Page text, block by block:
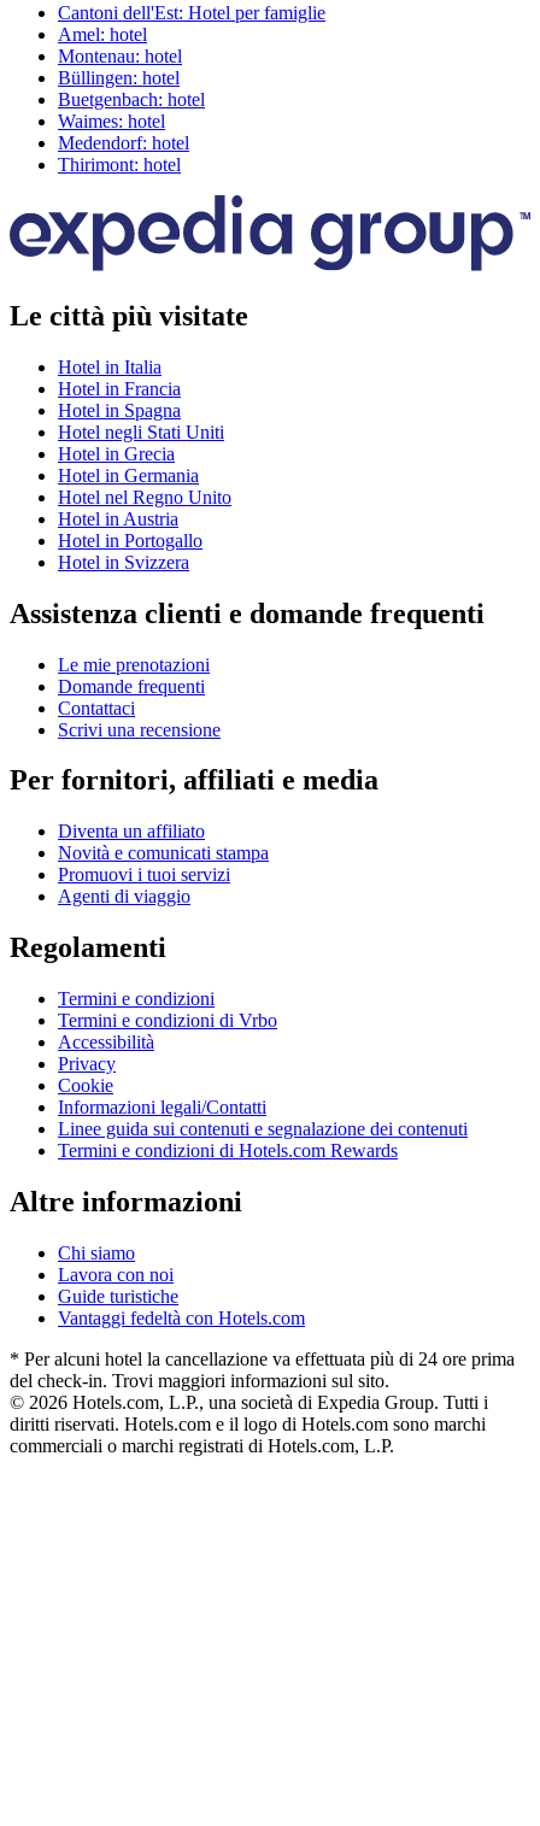
Cantoni dell'Est: Hotel per famiglie
Amel: hotel
Montenau: hotel
Büllingen: hotel
Buetgenbach: hotel
Waimes: hotel
Medendorf: hotel
Thirimont: hotel
Le città più visitate
Hotel in Italia
Hotel in Francia
Hotel in Spagna
Hotel negli Stati Uniti
Hotel in Grecia
Hotel in Germania
Hotel nel Regno Unito
Hotel in Austria
Hotel in Portogallo
Hotel in Svizzera
Assistenza clienti e domande frequenti
Le mie prenotazioni
Domande frequenti
Contattaci
Scrivi una recensione
Per fornitori, affiliati e media
Diventa un affiliato
Novità e comunicati stampa
Promuovi i tuoi servizi
Agenti di viaggio
Regolamenti
Termini e condizioni
Termini e condizioni di Vrbo
Accessibilità
Privacy
Cookie
Informazioni legali/Contatti
Linee guida sui contenuti e segnalazione dei contenuti
Termini e condizioni di Hotels.com Rewards
Altre informazioni
Chi siamo
Lavora con noi
Guide turistiche
Vantaggi fedeltà con Hotels.com
* Per alcuni hotel la cancellazione va effettuata più di 24 ore prima
del check-in. Trovi maggiori informazioni sul sito.
© 2026 Hotels.com, L.P., una società di Expedia Group. Tutti i
diritti riservati. Hotels.com e il logo di Hotels.com sono marchi
commerciali o marchi registrati di Hotels.com, L.P.